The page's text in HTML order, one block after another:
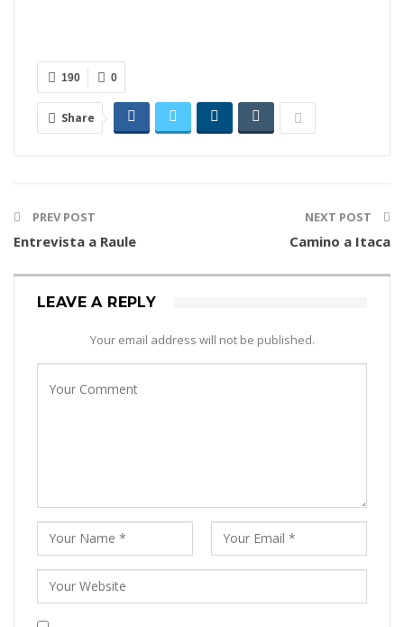
0
190
Share
PREV POST
Entrevista a Raule
NEXT POST
Camino a Itaca
LEAVE A REPLY
Your email address will not be published.